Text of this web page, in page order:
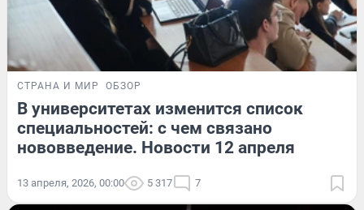
СТРАНА И МИР ОБЗОР
В университетах изменится список
специальностей: с чем связано
нововведение. Новости 12 апреля
13 апреля, 2026, 00:00 5 317 7